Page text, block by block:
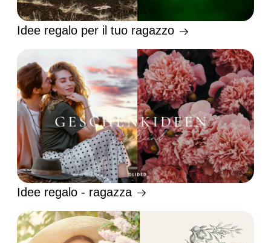
Idee regalo per il tuo ragazzo
Idee regalo - ragazza